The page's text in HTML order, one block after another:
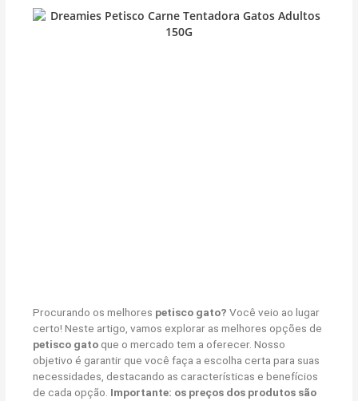
Procurando os melhores petisco gato? Você veio ao lugar
certo! Neste artigo, vamos explorar as melhores opções de
petisco gatoque o mercado tem a oferecer. Nosso
objetivo é garantir que você faça a escolha certa para suas
necessidades, destacando as características e benefícios
de cada opção. Importante: os preços dos produtos são